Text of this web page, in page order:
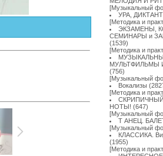
[Музыкальный
УРА,
[Методика и
ЭКЗАМЕНЫ,
СЕМИНАРЫ и
(1539)
[Методика и
МУЛЬТФИЛЬМЫ
(756)
[Музыкальный
Вокализы
[Методика и
НОТЫ! (647)
[Музыкальный
Т АНЕЦ.
[Музыкальный
КЛАССИКА.
(1955)
[Методика и